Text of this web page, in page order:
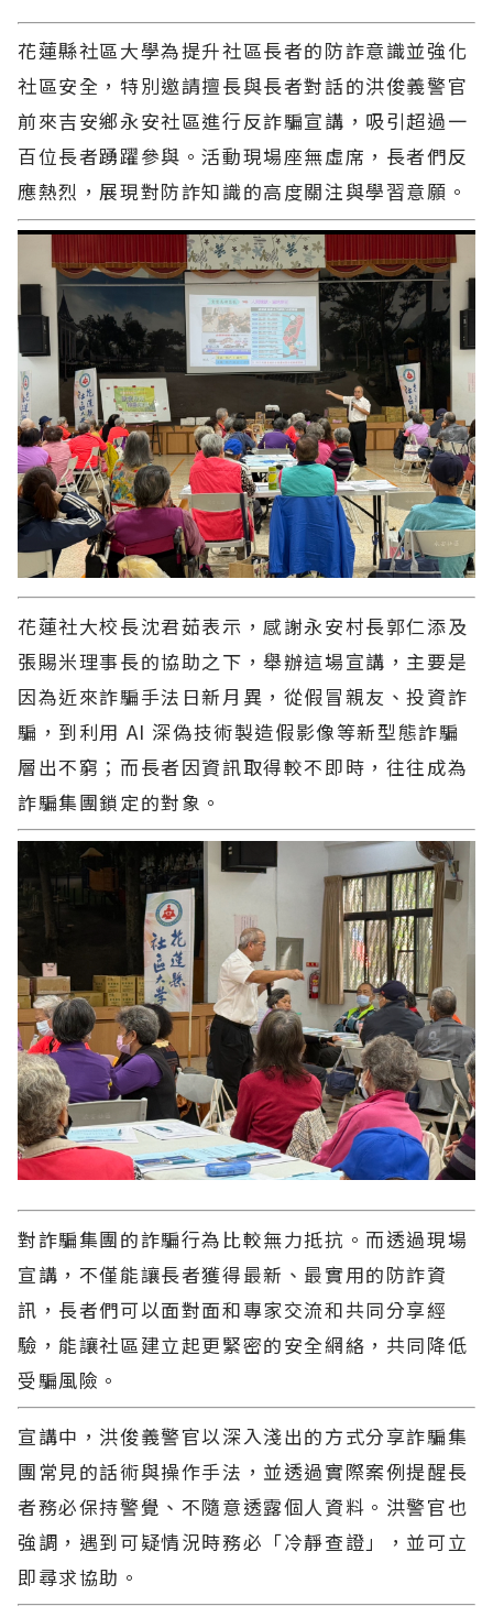
花蓮縣社區大學為提升社區長者的防詐意識並強化
社區安全，特別邀請擅長與長者對話的洪俊義警官
前來吉安鄉永安社區進行反詐騙宣講，吸引超過一
百位長者踴躍參與。活動現場座無虛席，長者們反
應熱烈，展現對防詐知識的高度關注與學習意願。
花蓮社大校長沈君茹表示，感謝永安村長郭仁添及
張賜米理事長的協助之下，舉辦這場宣講，主要是
因為近來詐騙手法日新月異，從假冒親友、投資詐
騙，到利用 AI 深偽技術製造假影像等新型態詐騙
層出不窮；而長者因資訊取得較不即時，往往成為
詐騙集團鎖定的對象。
對詐騙集團的詐騙行為比較無力抵抗。而透過現場
宣講，不僅能讓長者獲得最新、最實用的防詐資
訊，長者們可以面對面和專家交流和共同分享經
驗，能讓社區建立起更緊密的安全網絡，共同降低
受騙風險。
宣講中，洪俊義警官以深入淺出的方式分享詐騙集
團常見的話術與操作手法，並透過實際案例提醒長
者務必保持警覺、不隨意透露個人資料。洪警官也
強調，遇到可疑情況時務必「冷靜查證」，並可立
即尋求協助。